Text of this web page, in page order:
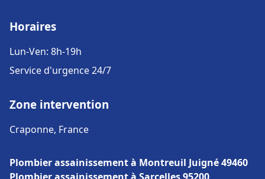
Horaires
Lun-Ven: 8h-19h
Service d'urgence 24/7
Zone intervention
Craponne, France
Plombier assainissement à Montreuil Juigné 49460